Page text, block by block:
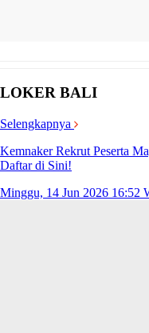
LOKER BALI
Selengkapnya
Kemnaker Rekrut Peserta
Daftar di Sini!
Minggu, 14 Jun 2026 16:52